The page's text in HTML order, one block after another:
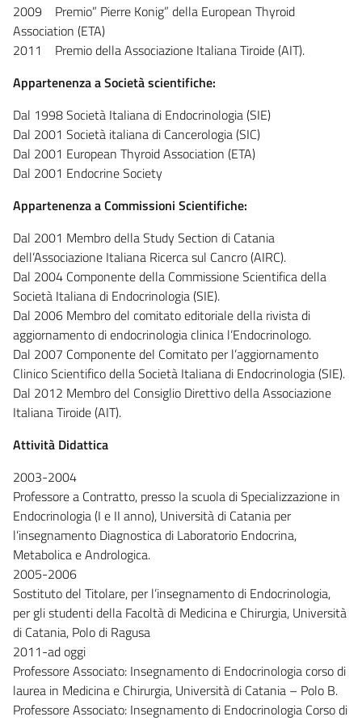
2009 Premio” Pierre Konig” della European Thyroid
Association (ETA)
2011 Premio della Associazione Italiana Tiroide (AIT).
Appartenenza a Società scientifiche:
Dal 1998 Società Italiana di Endocrinologia (SIE)
Dal 2001 Società italiana di Cancerologia (SIC)
Dal 2001 European Thyroid Association (ETA)
Dal 2001 Endocrine Society
Appartenenza a Commissioni Scientifiche:
Dal 2001 Membro della Study Section di Catania
dell’Associazione Italiana Ricerca sul Cancro (AIRC).
Dal 2004 Componente della Commissione Scientifica della
Società Italiana di Endocrinologia (SIE).
Dal 2006 Membro del comitato editoriale della rivista di
aggiornamento di endocrinologia clinica l’Endocrinologo.
Dal 2007 Componente del Comitato per l’aggiornamento
Clinico Scientifico della Società Italiana di Endocrinologia (SIE).
Dal 2012 Membro del Consiglio Direttivo della Associazione
Italiana Tiroide (AIT).
Attività Didattica
2003-2004
Professore a Contratto, presso la scuola di Specializzazione in
Endocrinologia (I e II anno), Università di Catania per
l’insegnamento Diagnostica di Laboratorio Endocrina,
Metabolica e Andrologica.
2005-2006
Sostituto del Titolare, per l’insegnamento di Endocrinologia,
per gli studenti della Facoltà di Medicina e Chirurgia, Università
di Catania, Polo di Ragusa
2011-ad oggi
Professore Associato: Insegnamento di Endocrinologia corso di
laurea in Medicina e Chirurgia, Università di Catania – Polo B.
Professore Associato: Insegnamento di Endocrinologia Corso di